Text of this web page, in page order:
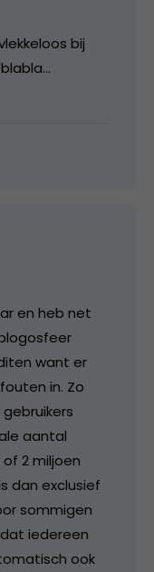
bij
en heb net
want er
in. Zo
aantal
2 miljoen
dan exclusief
sommigen
iedereen
ook